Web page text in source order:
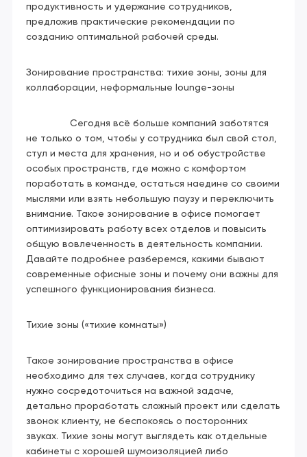
продуктивность и удержание сотрудников,
предложив практические рекомендации по
созданию оптимальной рабочей среды.
Зонирование пространства: тихие зоны, зоны для
коллаборации, неформальные lounge-зоны
Сегодня всё больше компаний заботятся
не только о том, чтобы у сотрудника был свой стол,
стул и места для хранения, но и об обустройстве
особых пространств, где можно с комфортом
поработать в команде, остаться наедине со своими
мыслями или взять небольшую паузу и переключить
внимание. Такое зонирование в офисе помогает
оптимизировать работу всех отделов и повысить
общую вовлеченность в деятельность компании.
Давайте подробнее разберемся, какими бывают
современные офисные зоны и почему они важны для
успешного функционирования бизнеса.
Тихие зоны («тихие комнаты»)
Такое зонирование пространства в офисе
необходимо для тех случаев, когда сотруднику
нужно сосредоточиться на важной задаче,
детально проработать сложный проект или сделать
звонок клиенту, не беспокоясь о посторонних
звуках. Тихие зоны могут выглядеть как отдельные
кабинеты с хорошей шумоизоляцией либо